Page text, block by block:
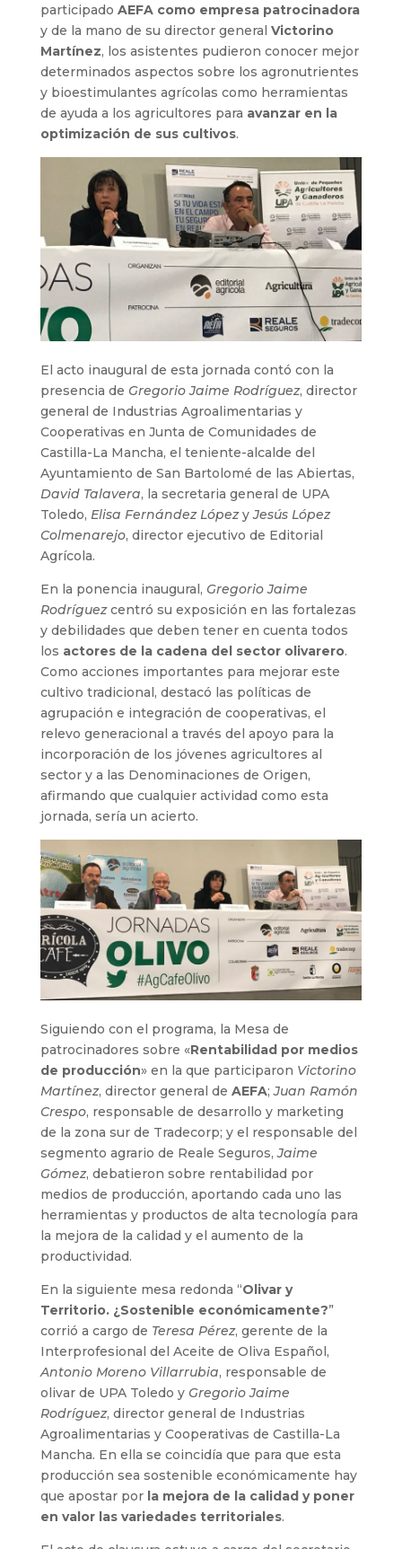
participado AEFA como empresa patrocinadora
y de la mano de su director general Victorino
Martínez, los asistentes pudieron conocer mejor
determinados aspectos sobre los agronutrientes
y bioestimulantes agrícolas como herramientas
de ayuda a los agricultores para avanzar en la
optimización de sus cultivos.
El acto inaugural de esta jornada contó con la
presencia de Gregorio Jaime Rodríguez, director
general de Industrias Agroalimentarias y
Cooperativas en Junta de Comunidades de
Castilla-La Mancha, el teniente-alcalde del
Ayuntamiento de San Bartolomé de las Abiertas,
David Talavera, la secretaria general de UPA
Toledo, Elisa Fernández LópezyJesús López
Colmenarejo, director ejecutivo de Editorial
Agrícola.
En la ponencia inaugural, Gregorio Jaime
Rodríguezcentró su exposición en las fortalezas
y debilidades que deben tener en cuenta todos
los actores de la cadena del sector olivarero.
Como acciones importantes para mejorar este
cultivo tradicional, destacó las políticas de
agrupación e integración de cooperativas, el
relevo generacional a través del apoyo para la
incorporación de los jóvenes agricultores al
sector y a las Denominaciones de Origen,
afirmando que cualquier actividad como esta
jornada, sería un acierto.
Siguiendo con el programa, la Mesa de
patrocinadores sobre «Rentabilidad por medios
de producción» en la que participaron Victorino
Martínez, director general de AEFA;Juan Ramón
Crespo, responsable de desarrollo y marketing
de la zona sur de Tradecorp; y el responsable del
segmento agrario de Reale Seguros,Jaime
Gómez, debatieron sobre rentabilidad por
medios de producción, aportando cada uno las
herramientas y productos de alta tecnología para
la mejora de la calidad y el aumento de la
productividad.
En la siguiente mesa redonda “Olivar y
Territorio. ¿Sostenible económicamente?”
corrió a cargo de Teresa Pérez, gerente de la
Interprofesional del Aceite de Oliva Español,
Antonio Moreno Villarrubia, responsable de
olivar de UPA Toledo y Gregorio Jaime
Rodríguez, director general de Industrias
Agroalimentarias y Cooperativas de Castilla-La
Mancha. En ella se coincidía que para que esta
producción sea sostenible económicamente hay
que apostar por la mejora de la calidad y poner
en valor las variedades territoriales.